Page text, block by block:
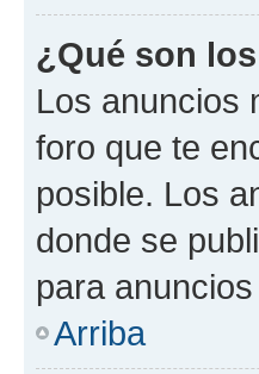
¿Qué son
Los anuncios
foro que te
posible. Los
donde se
para
Arriba